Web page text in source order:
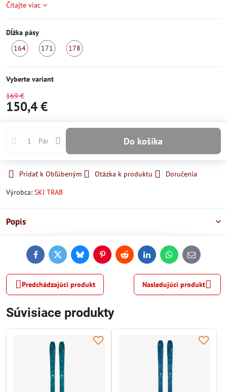
Čítajte viac
Dĺžka pásy
164
171
178
Vyberte variant
169 €
150,4 €
Pár Do košíka
Pridať k Obľúbeným Otázka k produktu
Doručenia
Výrobca: SKI TRAB
Popis
FacebookTwitterBlueskyPinterestReddit LinkedInWhatsApp
E-
mail
Predchádzajúci produkt Nasledujúci produkt
Súvisiace produkty